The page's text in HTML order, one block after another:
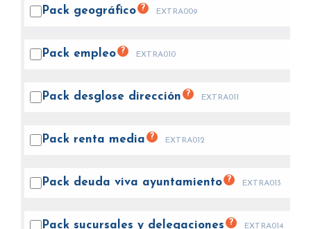
Pack geográfico ? EXTRA009
Pack empleo ? EXTRA010
Pack desglose dirección ? EXTRA011
Pack renta media ? EXTRA012
Pack deuda viva ayuntamiento ? EXTRA013
Pack sucursales y delegaciones ? EXTRA014